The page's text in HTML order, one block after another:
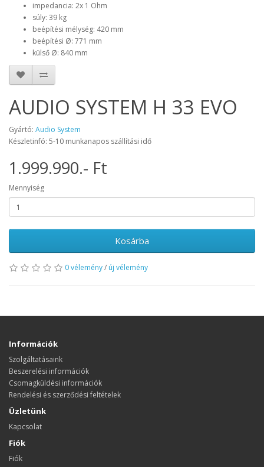
impedancia: 2x 1 Ohm
súly: 39 kg
beépítési mélység: 420 mm
beépítési Ø: 771 mm
külső Ø: 840 mm
AUDIO SYSTEM H 33 EVO
Gyártó: Audio System
Készletinfó: 5-10 munkanapos szállítási idő
1.999.990.- Ft
Mennyiség
Kosárba
0 vélemény/ új vélemény
Információk
Szolgáltatásaink
Beszerelési információk
Csomagküldési információk
Rendelési és szerződési feltételek
Üzletünk
Kapcsolat
Fiók
Fiók